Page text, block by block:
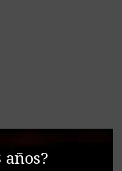
años?